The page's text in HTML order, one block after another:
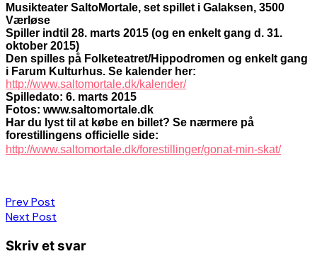
Musikteater SaltoMortale, set spillet i Galaksen, 3500
Værløse
Spiller indtil 28. marts 2015 (og en enkelt gang d. 31.
oktober 2015)
Den spilles på Folketeatret/Hippodromen og enkelt gang
i Farum Kulturhus. Se kalender her:
http://www.saltomortale.dk/kalender/
Spilledato: 6. marts 2015
Fotos: www.saltomortale.dk
Har du lyst til at købe en billet? Se nærmere på
forestillingens officielle side:
http://www.saltomortale.dk/forestillinger/gonat-min-skat/
Indlægsnavigation
Prev Post
Next Post
Skriv et svar